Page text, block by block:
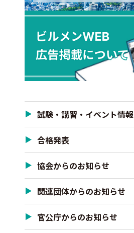
試験・講習・イベント情報
合格発表
協会からのお知らせ
関連団体からのお知らせ
官公庁からのお知らせ